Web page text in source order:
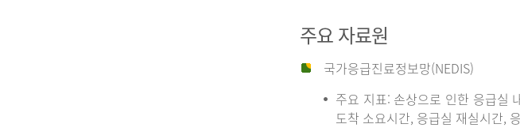
주요 자료원
국가응급진료정보망(NEDIS)
주요 지표: 손상으로 인한 응급실
도착 소요시간, 응급실 재실시간,